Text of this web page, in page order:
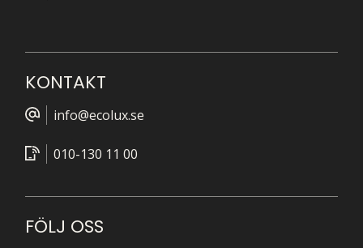
KONTAKT
info@ecolux.se
010-130 11 00
FÖLJ OSS